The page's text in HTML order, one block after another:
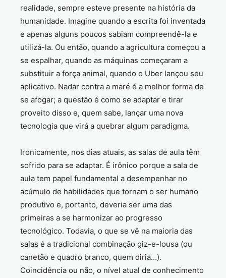
realidade, sempre esteve presente na história da
humanidade. Imagine quando a escrita foi inventada
e apenas alguns poucos sabiam compreendê-la e
utilizá-la. Ou então, quando a agricultura começou a
se espalhar, quando as máquinas começaram a
substituir a força animal, quando o Uber lançou seu
aplicativo. Nadar contra a maré é a melhor forma de
se afogar; a questão é como se adaptar e tirar
proveito disso e, quem sabe, lançar uma nova
tecnologia que virá a quebrar algum paradigma.
Ironicamente, nos dias atuais, as salas de aula têm
sofrido para se adaptar. É irônico porque a sala de
aula tem papel fundamental a desempenhar no
acúmulo de habilidades que tornam o ser humano
produtivo e, portanto, deveria ser uma das
primeiras a se harmonizar ao progresso
tecnológico. Todavia, o que se vê na maioria das
salas é a tradicional combinação giz-e-lousa (ou
canetão e quadro branco, quem diria…).
Coincidência ou não, o nível atual de conhecimento